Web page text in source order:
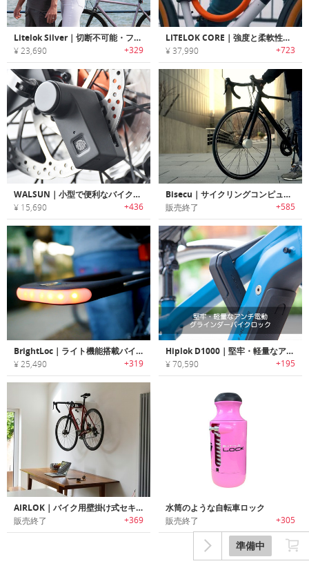
準備中
Litelok Silver｜切断不可能・フレキシブルな超軽量バイクロック「ライトロックシルバー」
¥ 23,690 +329
LITELOK CORE｜強度と柔軟性を兼ね備えたバイク用タフフレキシブルロック「ライトロックコア」
¥ 37,990 +723
WALSUN｜小型で便利なバイク用指紋認証ディスクロック「ウォルサン」
¥ 15,690 +436
Bisecu｜サイクリングコンピューター搭載スマートバイクロック「バイセキュー」
販売終了 +585
BrightLoc｜ライト機能搭載バイク用タフUロック「ブライトロック」
¥ 25,490 +319
Hiplok D1000｜堅牢・軽量なアンチ電動グラインダーバイクロック「ヒップロックD1000」
¥ 70,590 +195
AIRLOK｜バイク用壁掛け式セキュリティー収納ハンガー「エアーロック」
販売終了 +369
水筒のような自転車ロック
販売終了 +305